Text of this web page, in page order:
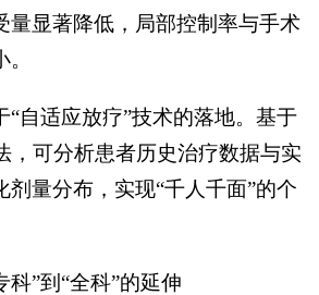
量显著降低，局部控制率与手术
“自适应放疗”技术的落地。基于
，可分析患者历史治疗数据与实
剂量分布，实现“千人千面”的个
科”到“全科”的延伸